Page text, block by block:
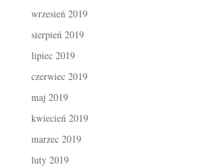
wrzesień 2019
sierpień 2019
lipiec 2019
czerwiec 2019
maj 2019
kwiecień 2019
marzec 2019
luty 2019